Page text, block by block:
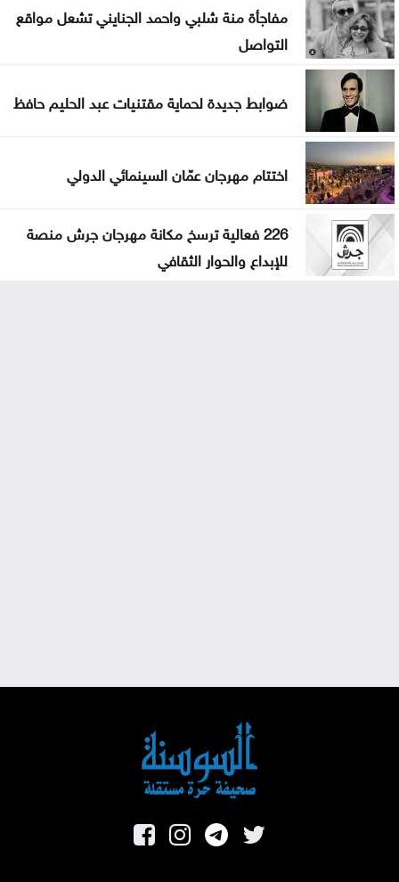
مفاجأة منة شلبي واحمد الجنايني تشعل مواقع
التواصل
ضوابط جديدة لحماية مقتنيات عبد الحليم حافظ
اختتام مهرجان عمّان السينمائي الدولي
226 فعالية ترسخ مكانة مهرجان جرش منصة
للإبداع والحوار الثقافي